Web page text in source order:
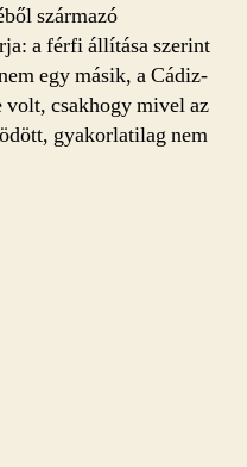
származó
a férfi állítása szerint
egy másik, a Cádiz-
volt, csakhogy mivel az
gyakorlatilag nem